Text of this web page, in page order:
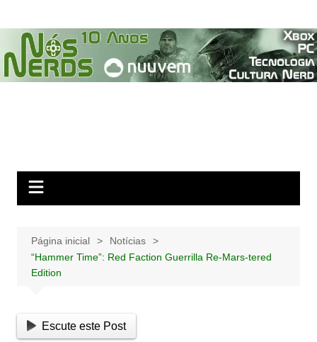
para
conteúdo
Página inicial
Notícias
“Hammer Time”: Red Faction Guerrilla Re-Mars-tered
Edition
Escute este Post